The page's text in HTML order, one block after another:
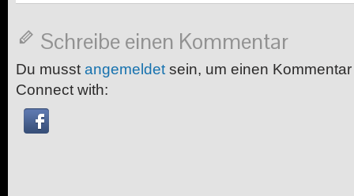
Schreibe einen Kommentar
Du musst angemeldet sein, um einen
Connect with: